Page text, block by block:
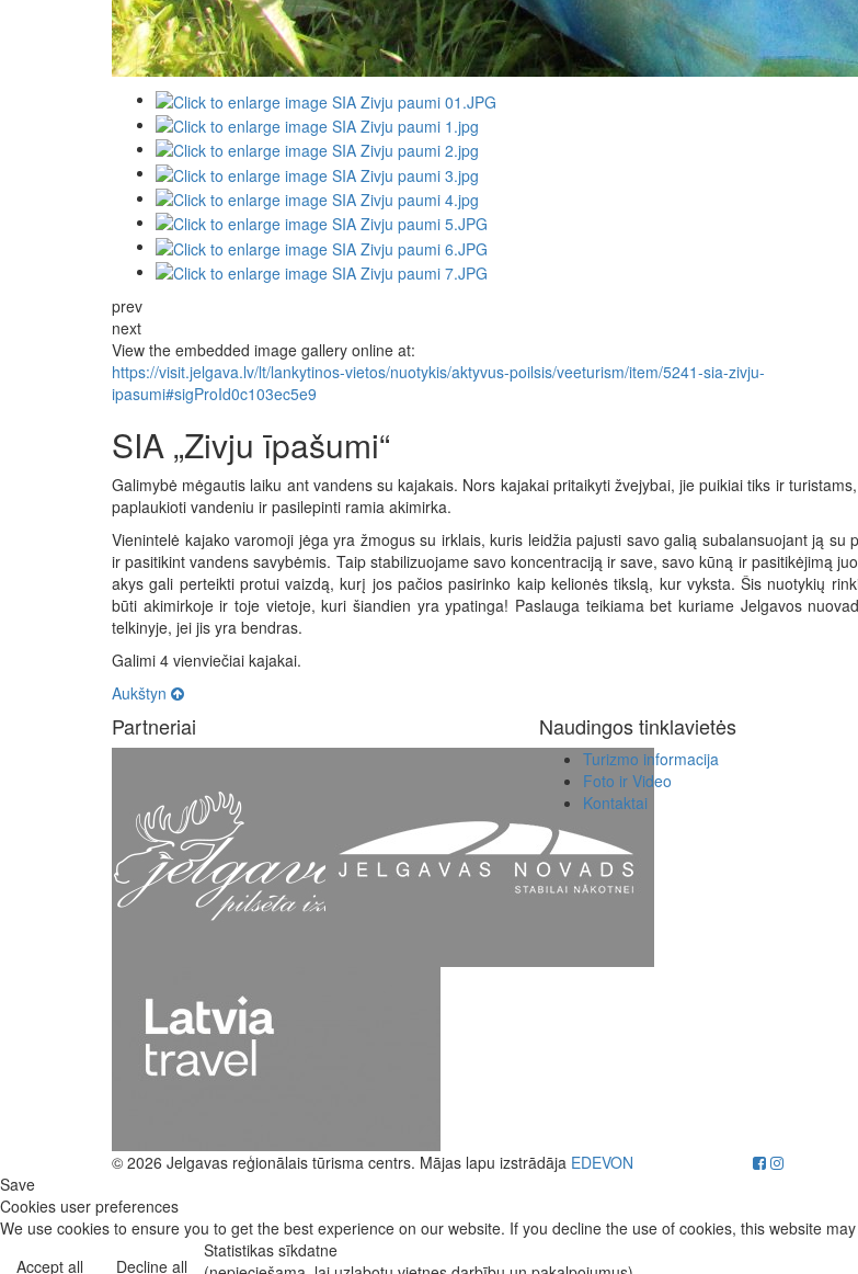
prev
next
View the embedded image gallery online at:
https://visit.jelgava.lv/lt/lankytinos-vietos/nuotykis/aktyvus-poilsis/veeturism/item/5241-sia-zivju-
ipasumi#sigProId0c103ec5e9
SIA „Zivju īpašumi“
Galimybė mėgautis laiku ant vandens su kajakais. Nors kajakai pritaikyti žvejybai, jie puikiai tiks ir
paplaukioti vandeniu ir pasilepinti ramia akimirka.
Vienintelė kajako varomoji jėga yra žmogus su irklais, kuris leidžia pajusti savo galią subalansuojant ją su
ir pasitikint vandens savybėmis. Taip stabilizuojame savo koncentraciją ir save, savo kūną ir pasitikėjimą
akys gali perteikti protui vaizdą, kurį jos pačios pasirinko kaip kelionės tikslą, kur vyksta. Šis nuotykių
būti akimirkoje ir toje vietoje, kuri šiandien yra ypatinga! Paslauga teikiama bet kuriame Jelgavos
telkinyje, jei jis yra bendras.
Galimi 4 vienviečiai kajakai.
Aukštyn
Partneriai Naudingos tinklavietės
Turizmo informacija
Foto ir Video
Kontaktai
© 2026 Jelgavas reģionālais tūrisma centrs. Mājas lapu izstrādāja EDEVON
Save
Cookies user preferences
We use cookies to ensure you to get the best experience on our website. If you decline the use of cookies, this website
Accept all
Decline all
Statistikas sīkdatne